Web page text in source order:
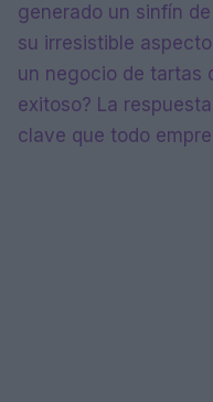
generado un sinfín
su irresistible
un negocio de tartas
exitoso? La
clave que todo